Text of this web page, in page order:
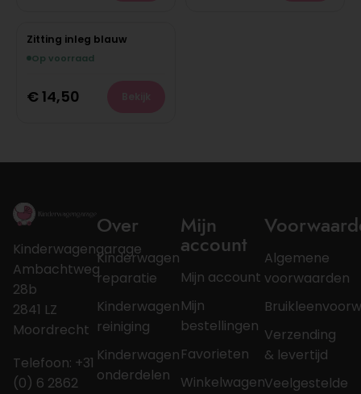
Zitting inleg blauw
Op voorraad
€ 14,50
Kinderwagengarage
Ambachtweg
28b
2841 LZ
Moordrecht
Telefoon: +31
(0) 6 2862
Over
Kinderwagen
reparatie
Kinderwagen
reiniging
Kinderwagen
onderdelen
Mijn
account
Mijn account
Mijn
bestellingen
Favorieten
Winkelwagen
Algemene
voorwaarden
Verzending
& levertijd
Veelgestelde